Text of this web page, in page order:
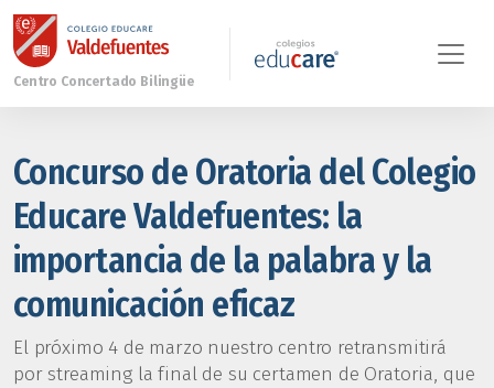
Concurso de Oratoria del Colegio
Educare Valdefuentes: la
importancia de la palabra y la
comunicación eficaz
El próximo 4 de marzo nuestro centro retransmitirá
por streaming la final de su certamen de Oratoria, que